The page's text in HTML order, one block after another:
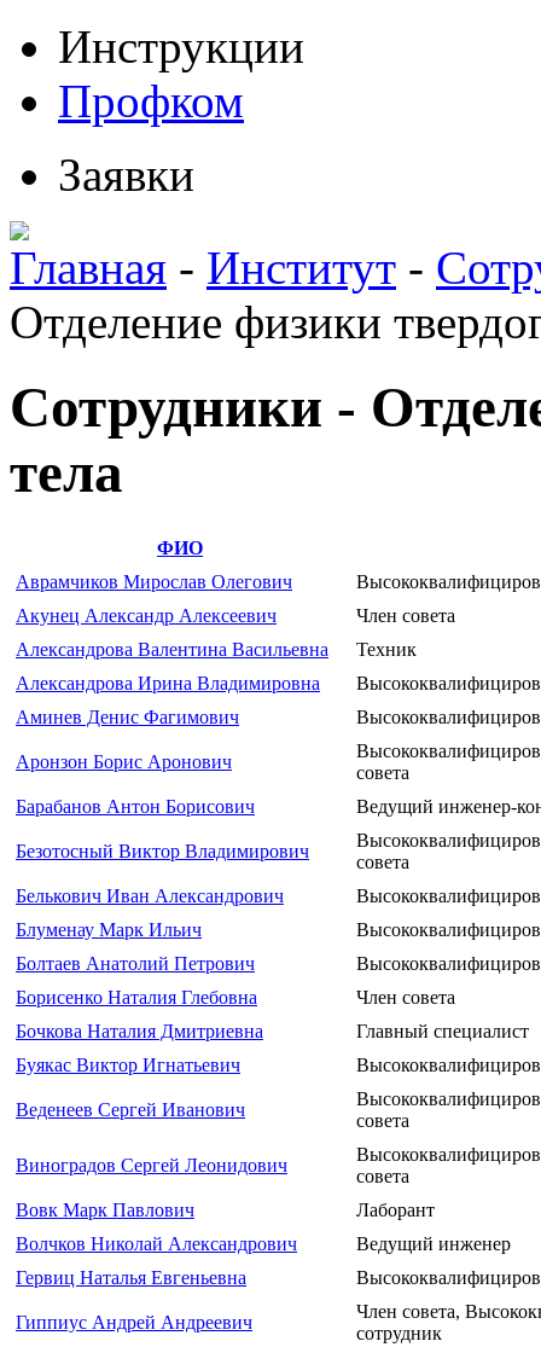
Инструкции
Профком
Заявки
Главная - Институт -
Отделение физики
Сотрудники -
тела
ФИО
Аврамчиков Мирослав Олегович
Акунец Александр Алексеевич
Член совета
Александрова Валентина Васильевна
Техник
Александрова Ирина Владимировна
Аминев Денис Фагимович
Аронзон Борис Аронович
совета
Барабанов Антон Борисович
Ведущий инженер-
Безотосный Виктор Владимирович
совета
Белькович Иван Александрович
Блуменау Марк Ильич
Болтаев Анатолий Петрович
Борисенко Наталия Глебовна
Член совета
Бочкова Наталия Дмитриевна
Главный специалист
Буякас Виктор Игнатьевич
Веденеев Сергей Иванович
совета
Виноградов Сергей Леонидович
совета
Вовк Марк Павлович
Лаборант
Волчков Николай Александрович
Ведущий инженер
Гервиц Наталья Евгеньевна
Гиппиус Андрей Андреевич
Член совета,
сотрудник